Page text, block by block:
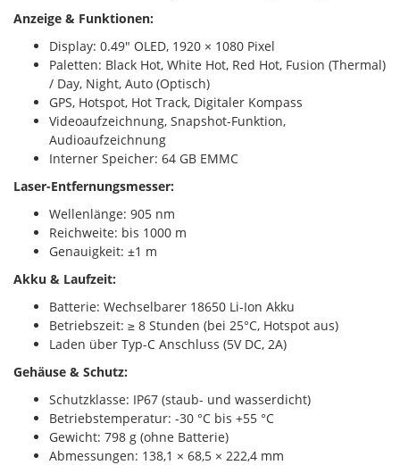
Anzeige & Funktionen:
Display: 0.49" OLED, 1920 × 1080 Pixel
Paletten: Black Hot, White Hot, Red Hot, Fusion (Thermal)
/ Day, Night, Auto (Optisch)
GPS, Hotspot, Hot Track, Digitaler Kompass
Videoaufzeichnung, Snapshot-Funktion,
Audioaufzeichnung
Interner Speicher: 64 GB EMMC
Laser-Entfernungsmesser:
Wellenlänge: 905 nm
Reichweite: bis 1000 m
Genauigkeit: ±1 m
Akku & Laufzeit:
Batterie: Wechselbarer 18650 Li-Ion Akku
Betriebszeit: ≥ 8 Stunden (bei 25°C, Hotspot aus)
Laden über Typ-C Anschluss (5V DC, 2A)
Gehäuse & Schutz:
Schutzklasse: IP67 (staub- und wasserdicht)
Betriebstemperatur: -30 °C bis +55 °C
Gewicht: 798 g (ohne Batterie)
Abmessungen: 138,1 × 68,5 × 222,4 mm